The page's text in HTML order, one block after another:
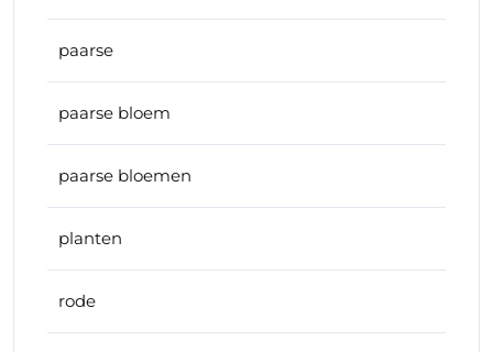
paarse
paarse bloem
paarse bloemen
planten
rode